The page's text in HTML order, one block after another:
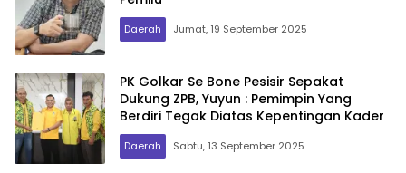
Daerah Jumat, 19 September 2025
PK Golkar Se Bone Pesisir Sepakat
Dukung ZPB, Yuyun : Pemimpin Yang
Berdiri Tegak Diatas Kepentingan Kader
Daerah Sabtu, 13 September 2025